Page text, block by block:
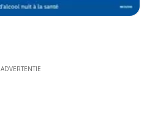
ADVERTENTIE